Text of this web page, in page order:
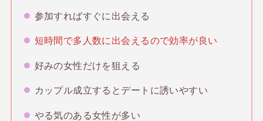
参加すればすぐに出会える
短時間で多人数に出会えるので効率が良い
好みの女性だけを狙える
カップル成立するとデートに誘いやすい
やる気のある女性が多い